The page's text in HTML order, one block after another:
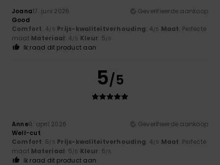
Joana17. juni 2026
Geverifieerde aankoop
Good
Comfort: 4/5 Prijs-kwaliteitverhouding: 4/5 Maat: Perfecte
maat Materiaal: 4/5 Kleur: 5/5
Ik raad dit product aan
5/5
Anne8. april 2026
Geverifieerde aankoop
Well-cut
Comfort: 5/5 Prijs-kwaliteitverhouding: 4/5 Maat: Perfecte
maat Materiaal: 5/5 Kleur: 5/5
Ik raad dit product aan